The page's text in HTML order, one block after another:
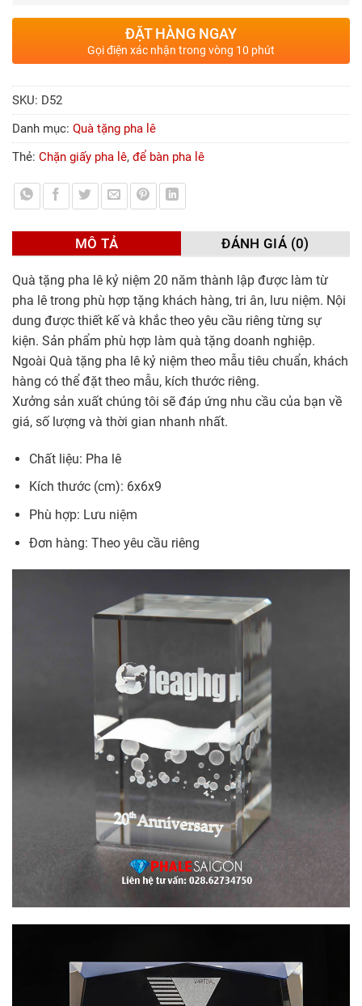
ĐẶT HÀNG NGAY
Gọi điện xác nhận trong vòng 10 phút
SKU: D52
Danh mục: Quà tặng pha lê
Thẻ: Chặn giấy pha lê, để bàn pha lê
MÔ TẢ ĐÁNH GIÁ (0)
Quà tặng pha lê kỷ niệm 20 năm thành lập được làm từ
pha lê trong phù hợp tặng khách hàng, tri ân, lưu niệm. Nội
dung được thiết kế và khắc theo yêu cầu riêng từng sự
kiện. Sản phẩm phù hợp làm quà tặng doanh nghiệp.
Ngoài Quà tặng pha lê kỷ niệm theo mẫu tiêu chuẩn, khách
hàng có thể đặt theo mẫu, kích thước riêng.
Xưởng sản xuất chúng tôi sẽ đáp ứng nhu cầu của bạn về
giá, số lượng và thời gian nhanh nhất.
Chất liệu: Pha lê
Kích thước (cm): 6x6x9
Phù hợp: Lưu niệm
Đơn hàng: Theo yêu cầu riêng